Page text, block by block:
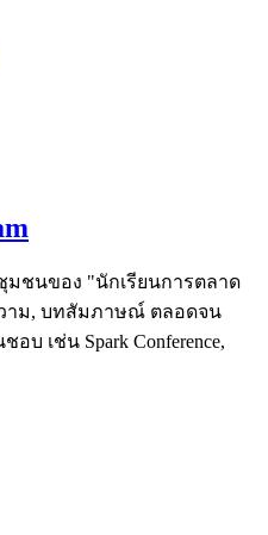
มชนของ "นักเรียนการตลาด
าม, บทสัมภาษณ์ ตลอดจน
บ เช่น Spark Conference,